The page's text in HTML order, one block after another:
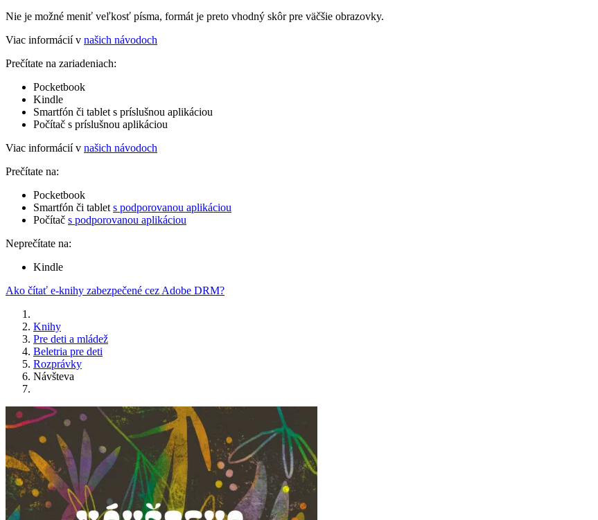
Nie je možné meniť veľkosť písma, formát je preto vhodný skôr pre väčšie obrazovky.
Viac informácií v našich návodoch
Prečítate na zariadeniach:
Pocketbook
Kindle
Smartfón či tablet s príslušnou aplikáciou
Počítač s príslušnou aplikáciou
Viac informácií v našich návodoch
Prečítate na:
Pocketbook
Smartfón či tablet s podporovanou aplikáciou
Počítač s podporovanou aplikáciou
Neprečítate na:
Kindle
Ako čítať e-knihy zabezpečené cez Adobe DRM?
Knihy
Pre deti a mládež
Beletria pre deti
Rozprávky
Návšteva